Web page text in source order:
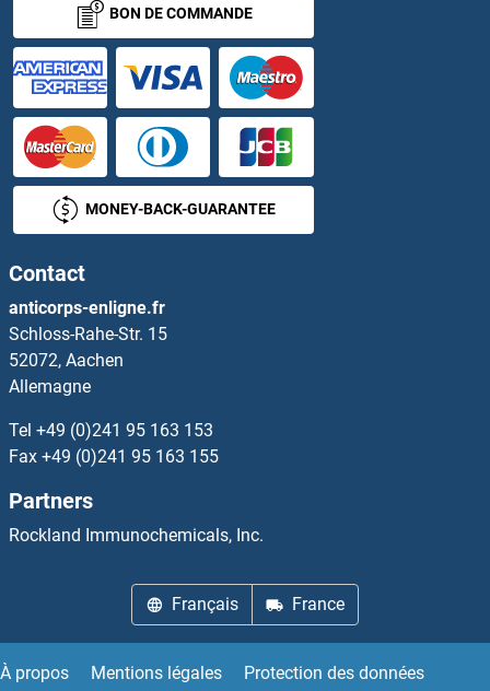
ADRA2A Kits ELISA
ADRA2C Kits ELISA
Adracalin Kits ELISA
ADRB1 Kits ELISA
ADRB3 Kits ELISA
Adrenomedullin 2 Kits ELISA
ADRM1 Kits ELISA
ADRP Kits ELISA
ADSSL1 Kits ELISA
ADTRP Kits ELISA
BON DE COMMANDE
MONEY-BACK-GUARANTEE
Contact
anticorps-enligne.fr
Schloss-Rahe-Str. 15
52072, Aachen
Allemagne
Tel +49 (0)241 95 163 153
Fax +49 (0)241 95 163 155
Partners
Rockland Immunochemicals, Inc.
Français France
À propos Mentions légales
Protection des données